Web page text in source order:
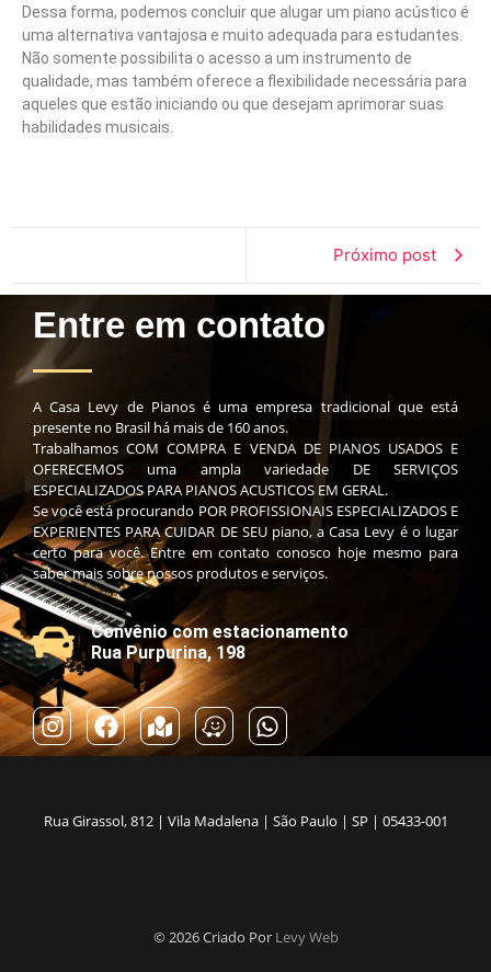
Dessa forma, podemos concluir que alugar um piano acústico é
uma alternativa vantajosa e muito adequada para estudantes.
Não somente possibilita o acesso a um instrumento de
qualidade, mas também oferece a flexibilidade necessária para
aqueles que estão iniciando ou que desejam aprimorar suas
habilidades musicais.
Próximo post
Entre em contato
A Casa Levy de Pianos é uma empresa tradicional que está
presente no Brasil há mais de 160 anos.
Trabalhamos COM COMPRA E VENDA DE PIANOS USADOS E
OFERECEMOS uma ampla variedade DE SERVIÇOS
ESPECIALIZADOS PARA PIANOS ACUSTICOS EM GERAL.
Se você está procurando POR PROFISSIONAIS ESPECIALIZADOS E
EXPERIENTES PARA CUIDAR DE SEU piano, a Casa Levy é o lugar
certo para você. Entre em contato conosco hoje mesmo para
saber mais sobre nossos produtos e serviços.
Convênio com estacionamento
Rua Purpurina, 198
Rua Girassol, 812 | Vila Madalena | São Paulo | SP | 05433-001
© 2026 Criado Por Levy Web